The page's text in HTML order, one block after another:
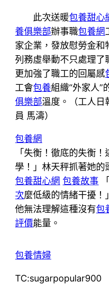
此次送暖包養甜心
養俱樂部辦事職包養網
家企業，發放慰勞金
列務虛舉動不只處理了
更加強了職工的回屬感
工會包養組織“外家人”
俱樂部溫度。（工人日
員 馬濤）
包養網
「失衡！徹底的失衡
學！」林天秤抓著她的
包養甜心網 包養故事
次麼低級的情緒干擾！
他無法理解這種沒有包
評價能量。
包養情婦
TC:sugarpopular900